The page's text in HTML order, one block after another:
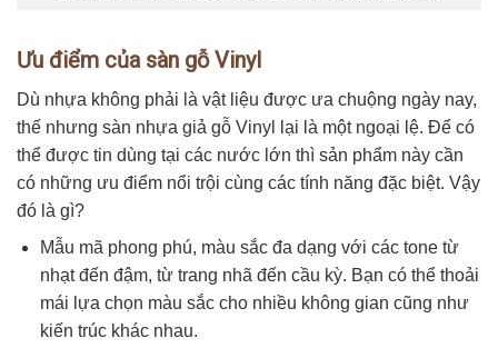
Ưu điểm của sàn gỗ Vinyl
Dù nhựa không phải là vật liệu được ưa chuộng ngày nay,
thế nhưng sàn nhựa giả gỗ Vinyl lại là một ngoại lệ. Để có
thể được tin dùng tại các nước lớn thì sản phẩm này cần
có những ưu điểm nổi trội cùng các tính năng đặc biệt. Vậy
đó là gì?
Mẫu mã phong phú, màu sắc đa dạng với các tone từ
nhạt đến đậm, từ trang nhã đến cầu kỳ. Bạn có thể thoải
mái lựa chọn màu sắc cho nhiều không gian cũng như
kiến trúc khác nhau.